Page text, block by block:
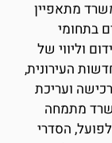
מתאפיין
בתחומי
וליווי של
העירונית,
רכישה ועריכת
מתמחה
הסדרי